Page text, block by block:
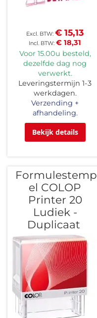
€ 18,31
€ 15,13
Voor 15.00u besteld,
dezelfde dag nog
verwerkt.
Leveringstermijn 1-3
werkdagen.
Verzending +
afhandeling.
Bekijk details
Formulestemp
el COLOP
Printer 20
Ludiek -
Duplicaat